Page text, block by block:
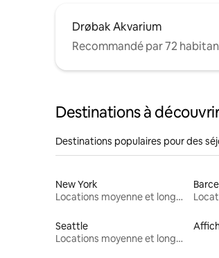
Drøbak Akvarium
Recommandé par 72
Destinations à
Destinations populaires pour des
New York
Locations moyenne et longue durée
Seattle
Locations moyenne et longue durée